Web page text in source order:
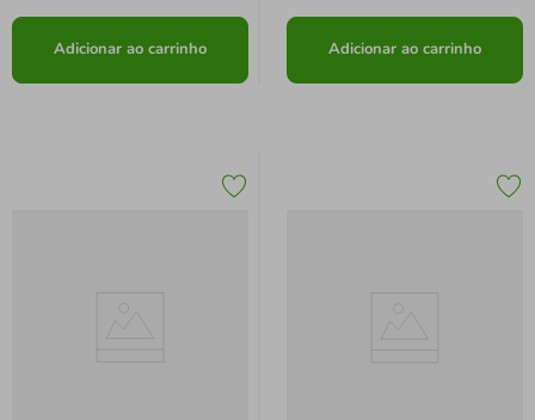
Adicionar ao carrinho Adicionar ao carrinho